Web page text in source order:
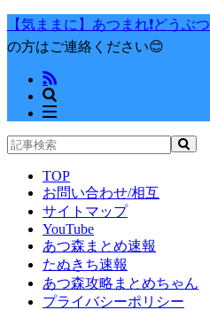
【気ままに】あつまれ❗️どうぶ
の方はご連絡ください😊
TOP
お問い合わせ/相互
サイトマップ
YouTube
あつ森まとめ速報
たぬきち速報
あつ森攻略まとめちゃん
プライバシーポリシー